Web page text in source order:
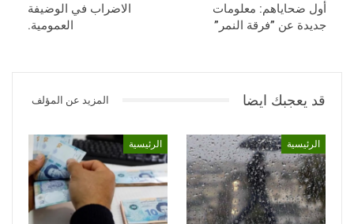
أول ضحاياهم: معلومات
جديدة عن ”فرقة النمر”
الاضراب في الوضيفة
العمومية.
قد يعجبك ايضا المزيد عن المؤلف
الرئيسية الرئيسية